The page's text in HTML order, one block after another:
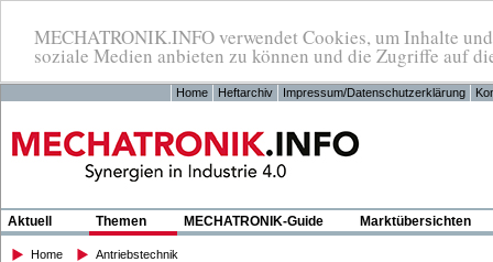
MECHATRONIK.INFO verwendet Cookies, um Inhalte
soziale Medien anbieten zu können und die Zugriffe auf
Home Heftarchiv Impressum/Datenschutzerklärung
Aktuell Themen MECHATRONIK-Guide Marktübersichten
Home Antriebstechnik